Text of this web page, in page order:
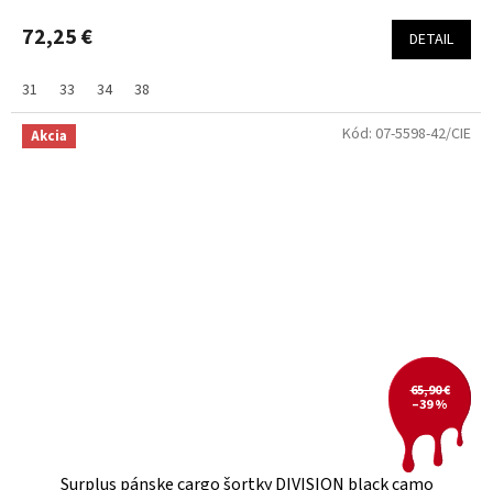
72,25 € DETAIL
31 33 34 38
Akcia
65,90 €
–39 %
Surplus pánske cargo šortky DIVISION black camo
Kód: 07-5598-42/CIE